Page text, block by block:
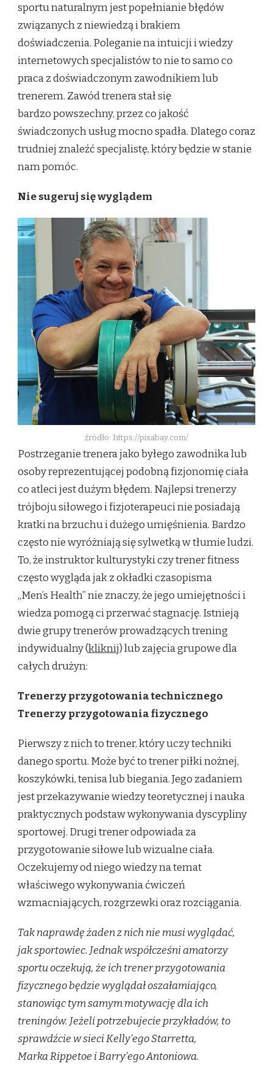
sportu naturalnym jest popełnianie błędów
związanych z niewiedzą i brakiem
doświadczenia. Poleganie na intuicji i wiedzy
internetowych specjalistów to nie to samo co
praca z doświadczonym zawodnikiem lub
trenerem. Zawód trenera stał się
bardzo powszechny, przez co jakość
świadczonych usług mocno spadła. Dlatego coraz
trudniej znaleźć specjalistę, który będzie w stanie
nam pomóc.
Nie sugeruj się wyglądem
źródło: https://pixabay.com/
Postrzeganie trenera jako byłego zawodnika lub
osoby reprezentującej podobną fizjonomię ciała
co atleci jest dużym błędem. Najlepsi trenerzy
trójboju siłowego i fizjoterapeuci nie posiadają
kratki na brzuchu i dużego umięśnienia. Bardzo
często nie wyróżniają się sylwetką w tłumie ludzi.
To, że instruktor kulturystyki czy trener fitness
często wygląda jak z okładki czasopisma
„Men’s Health” nie znaczy, że jego umiejętności i
wiedza pomogą ci przerwać stagnację. Istnieją
dwie grupy trenerów prowadzących trening
indywidualny (kliknij) lub zajęcia grupowe dla
całych drużyn:
Trenerzy przygotowania technicznego
Trenerzy przygotowania fizycznego
Pierwszy z nich to trener, który uczy techniki
danego sportu. Może być to trener piłki nożnej,
koszykówki, tenisa lub biegania. Jego zadaniem
jest przekazywanie wiedzy teoretycznej i nauka
praktycznych podstaw wykonywania dyscypliny
sportowej. Drugi trener odpowiada za
przygotowanie siłowe lub wizualne ciała.
Oczekujemy od niego wiedzy na temat
właściwego wykonywania ćwiczeń
wzmacniających, rozgrzewki oraz rozciągania.
Tak naprawdę żaden z nich nie musi wyglądać,
jak sportowiec. Jednak współcześni amatorzy
sportu oczekują, że ich trener przygotowania
fizycznego będzie wyglądał oszałamiająco,
stanowiąc tym samym motywację dla ich
treningów. Jeżeli potrzebujecie przykładów, to
sprawdźcie w sieci Kelly’ego Starretta,
Marka Rippetoe i Barry’ego Antoniowa.